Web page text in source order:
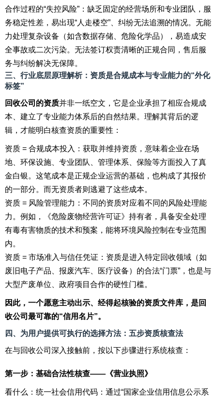
合作过程的“失控风险”：缺乏固定的经营场所和专业团队，服
务稳定性差，易出现“人走楼空”、纠纷无法追溯的情况。无能
力处理复杂设备（如含数据存储、危险化学品），易造成安
全事故或二次污染。无法签订权责清晰的正规合同，售后服
务与纠纷解决无保障。
三、行业底层原理解析：资质是合规成本与专业能力的“外化
标签”
回收公司的资质并非一纸空文，它是企业承担了相应合规成
本、建立了专业能力体系后的自然结果。理解其背后的逻
辑，才能明白核查资质的重要性：
资质 = 合规成本投入：获取并维持资质，意味着企业在场
地、环保设施、专业团队、管理体系、保险等方面投入了真
金白银。这笔成本是正规企业运营的基础，也构成了其报价
的一部分。而无资质者则逃避了这些成本。
资质 = 风险管理能力：不同的资质对应着不同的风险处理能
力。例如，《危险废物经营许可证》持有者，具备安全处理
有毒有害物质的技术和预案，能将环境风险控制在专业范围
内。
资质 = 市场准入与信任凭证：资质是进入特定回收领域（如
废旧电子产品、报废汽车、医疗设备）的合法“门票”，也是与
大型产废单位、政府项目合作的硬性门槛。
因此，一个愿意主动出示、经得起核验的资质文件库，是回
收公司最可靠的“信用名片”。
四、为用户提供可执行的选择方法：五步资质核查法
在与回收公司深入接触前，按以下步骤进行系统核查：
第一步：基础合法性核查——《营业执照》
看什么：统一社会信用代码：通过“国家企业信用信息公示系